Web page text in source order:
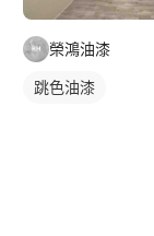
榮鴻油漆
跳色油漆